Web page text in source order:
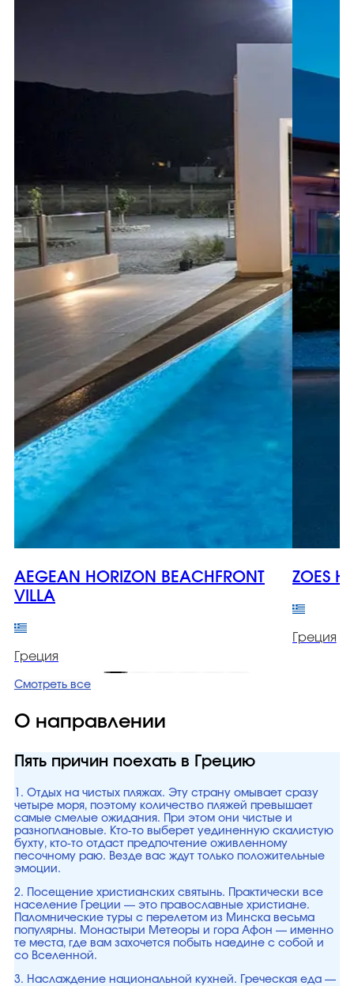
AEGEAN HORIZON BEACHFRONT
VILLA
Греция
ZOES
Греция
Смотреть все
О направлении
Пять причин поехать в Грецию
1. Отдых на чистых пляжах. Эту страну омывает сразу
четыре моря, поэтому количество пляжей превышает
самые смелые ожидания. При этом они чистые и
разноплановые. Кто-то выберет уединенную скалистую
бухту, кто-то отдаст предпочтение оживленному
песочному раю. Везде вас ждут только положительные
эмоции.
2. Посещение христианских святынь. Практически все
население Греции — это православные христиане.
Паломнические туры с перелетом из Минска весьма
популярны. Монастыри Метеоры и гора Афон — именно
те места, где вам захочется побыть наедине с собой и
со Вселенной.
3. Наслаждение национальной кухней. Греческая еда —